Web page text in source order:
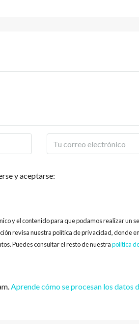
y aceptarse:
y el contenido para que podamos realizar un
revisa nuestra política de privacidad, donde
Puedes consultar el resto de nuestrapolítica
Aprende cómo se procesan los datos